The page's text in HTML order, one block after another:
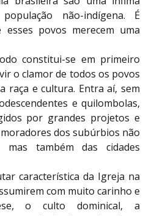
não-indígena. É
povos merecem uma
constitui-se em primeiro
o clamor de todos os povos
raça e cultura. Entra aí, sem
e quilombolas,
por grandes projetos e
dos subúrbios não
mas também das cidades
característica da Igreja na
com muito carinho e
o culto dominical, a